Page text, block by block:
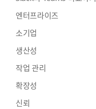
엔터프라이즈
소기업
생산성
작업 관리
확장성
신뢰